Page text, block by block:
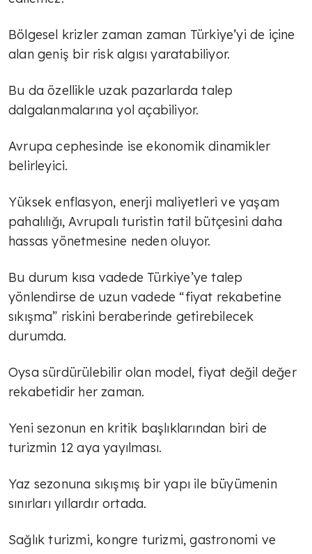
Bölgesel krizler zaman zaman Türkiye’yi de içine
alan geniş bir risk algısı yaratabiliyor.
Bu da özellikle uzak pazarlarda talep
dalgalanmalarına yol açabiliyor.
Avrupa cephesinde ise ekonomik dinamikler
belirleyici.
Yüksek enflasyon, enerji maliyetleri ve yaşam
pahalılığı, Avrupalı turistin tatil bütçesini daha
hassas yönetmesine neden oluyor.
Bu durum kısa vadede Türkiye’ye talep
yönlendirse de uzun vadede “fiyat rekabetine
sıkışma” riskini beraberinde getirebilecek
durumda.
Oysa sürdürülebilir olan model, fiyat değil değer
rekabetidir her zaman.
Yeni sezonun en kritik başlıklarından biri de
turizmin 12 aya yayılması.
Yaz sezonuna sıkışmış bir yapı ile büyümenin
sınırları yıllardır ortada.
Sağlık turizmi, kongre turizmi, gastronomi ve
yaşam
TÜLİN YALMAN
TÜLİN YALMAN
Hazır mıyız, hayır!
TÜLİN YALMAN